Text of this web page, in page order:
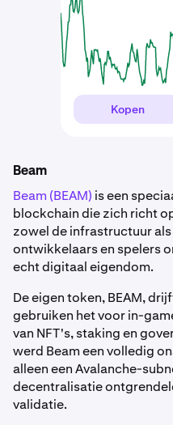
Kopen
Beam
Beam (BEAM) is een
blockchain die zich richt
zowel de infrastructuur
ontwikkelaars en spelers
echt digitaal eigendom.
De eigen token, BEAM,
gebruiken het voor in-
van NFT's, staking en
werd Beam een volledig
alleen een Avalanche-
decentralisatie
validatie.